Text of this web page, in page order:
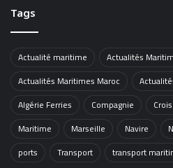
Tags
Actualité maritime
Actualités
Actualités Maritimes Maroc
Algérie Ferries
Compagnie
Maritime
Marseille Navire
ports
Transport transport